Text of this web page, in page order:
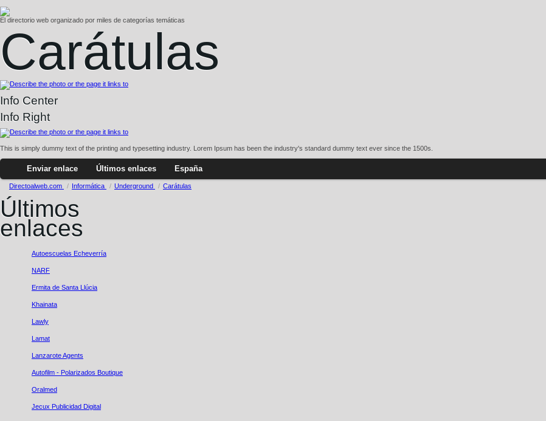
El directorio web organizado por miles de categorías temáticas
Carátulas
Info Center
Info Right
This is simply dummy text of the printing and typesetting industry. Lorem Ipsum has been the industry's standard dummy text ever since the 1500s.
Enviar enlace Últimos enlaces España
Directoalweb.com / Informática / Underground / Carátulas
Últimos
enlaces
Autoescuelas Echeverría
NARF
Ermita de Santa Llúcia
Khainata
Lawly
Lamat
Lanzarote​ Agents
Autofilm - Polarizados Boutique
Oralmed
Jecux Publicidad Digital